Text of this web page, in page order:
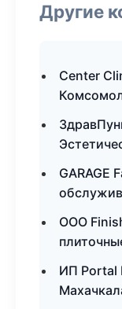
Другие
Center
GARAGE
ООО
ИП Portal